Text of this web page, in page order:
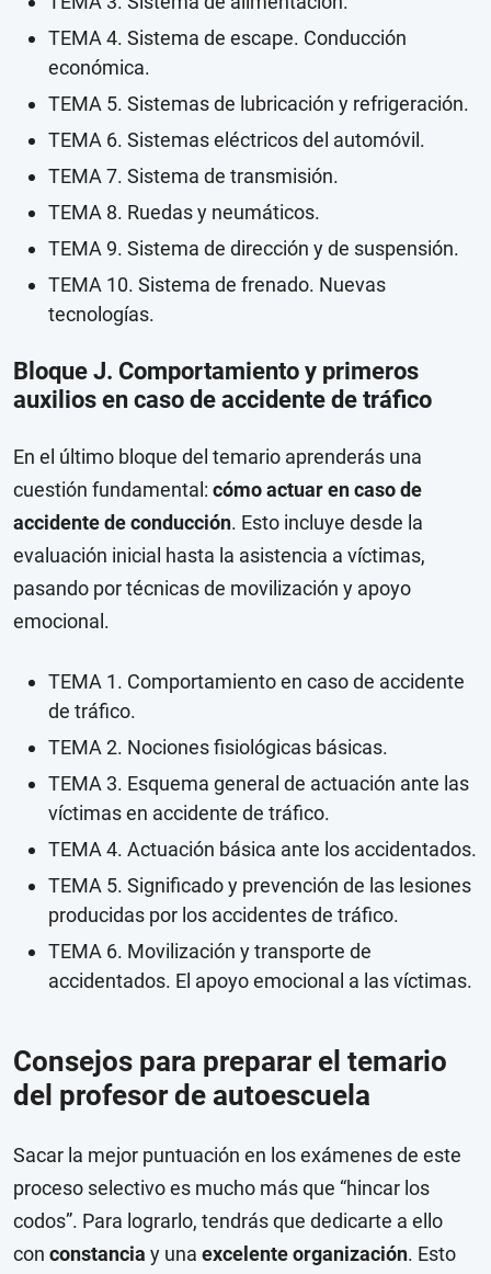
TEMA 4. Sistema de escape. Conducción
económica.
TEMA 5. Sistemas de lubricación y refrigeración.
TEMA 6. Sistemas eléctricos del automóvil.
TEMA 7. Sistema de transmisión.
TEMA 8. Ruedas y neumáticos.
TEMA 9. Sistema de dirección y de suspensión.
TEMA 10. Sistema de frenado. Nuevas
tecnologías.
Bloque J. Comportamiento y primeros
auxilios en caso de accidente de tráfico
En el último bloque del temario aprenderás una
cuestión fundamental: cómo actuar en caso de
accidente de conducción. Esto incluye desde la
evaluación inicial hasta la asistencia a víctimas,
pasando por técnicas de movilización y apoyo
emocional.
TEMA 1. Comportamiento en caso de accidente
de tráfico.
TEMA 2. Nociones fisiológicas básicas.
TEMA 3. Esquema general de actuación ante las
víctimas en accidente de tráfico.
TEMA 4. Actuación básica ante los accidentados.
TEMA 5. Significado y prevención de las lesiones
producidas por los accidentes de tráfico.
TEMA 6. Movilización y transporte de
accidentados. El apoyo emocional a las víctimas.
Consejos para preparar el temario
del profesor de autoescuela
Sacar la mejor puntuación en los exámenes de este
proceso selectivo es mucho más que “hincar los
codos”. Para lograrlo, tendrás que dedicarte a ello
con constancia y una excelente organización. Esto